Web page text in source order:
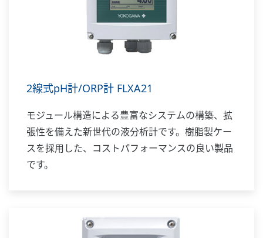
2線式pH計/ORP計 FLXA21
モジュール構造による豊富なシステムの構築、拡
張性を備えた新世代の液分析計です。樹脂製ケー
スを採用した、コストパフォーマンスの良い製品
です。